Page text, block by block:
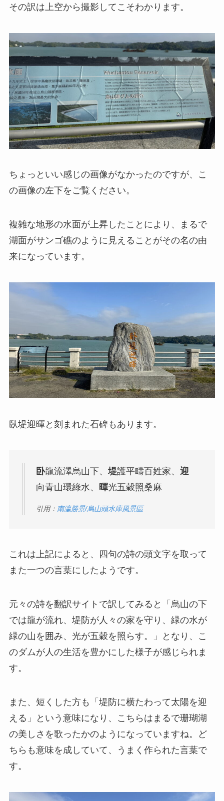
その訳は上空から撮影してこそわかります。
ちょっといい感じの画像がなかったのですが、こ
の画像の左下をご覧ください。
複雑な地形の水面が上昇したことにより、まるで
湖面がサンゴ礁のように見えることがその名の由
来になっています。
臥堤迎暉と刻まれた石碑もあります。
卧龍流澤烏山下、堤護平疇百姓家、 迎
向青山環綠水、 暉光五穀照桑麻
引用： 南瀛勝景/烏山頭水庫風景區
これは上記によると、四句の詩の頭文字を取って
また一つの言葉にしたようです。
元々の詩を翻訳サイトで訳してみると「烏山の下
では龍が流れ、堤防が人々の家を守り、緑の水が
緑の山を囲み、光が五穀を照らす。」となり、こ
のダムが人の生活を豊かにした様子が感じられま
す。
また、短くした方も「堤防に横たわって太陽を迎
える」という意味になり、こちらはまるで珊瑚湖
の美しさを歌ったかのようになっていますね。ど
ちらも意味を成していて、うまく作られた言葉で
す。